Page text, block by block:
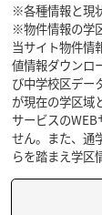
※各種情報と現
※物件情報の学
当サイト物件情
値情報ダウンロ
び中学校区デー
が現在の学区域
サービスの
せん。また、通
らを踏まえ学区